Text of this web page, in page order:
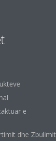
e
dhe Zbulimit